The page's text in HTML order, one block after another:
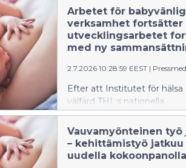
tutkimuksessa, joka tuo
siihen, miksi osa
aivovaltimopullistumista
Tulokset voivat
paremmin ne pullistumat,
puhkeamisriski on suurin ja
tukemaan uusien
kehittämistä. Tutkimus on
lehdessä.
Arbetet för babyvänlig
verksamhet fortsätter
utvecklingsarbetet
med ny
2.7.2026 10:28:59 EEST |
Efter att Institutet för hälsa
välfärd THL:s nationella
samordnande upphörde
arbetet för babyvänlig
samarbete med alla
välfärdsområden. Målet för
Vauvamyönteinen työ
– kehittämistyö jatkuu
uudella kokoonpanolla